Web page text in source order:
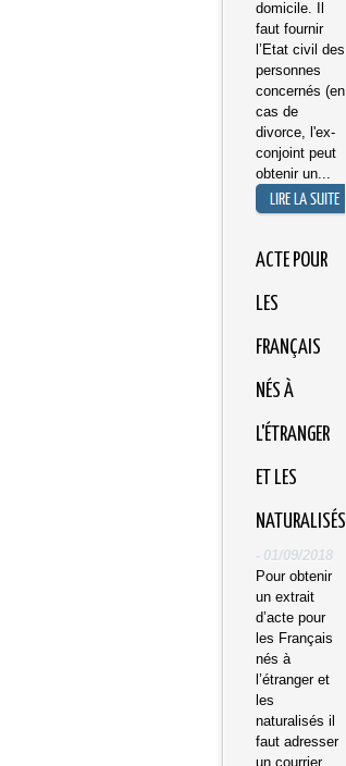
domicile. Il
faut fournir
l’Etat civil des
personnes
concernés (en
cas de
divorce, l'ex-
conjoint peut
obtenir un...
​ACTE POUR
LES
FRANÇAIS
NÉS À
L'ÉTRANGER
ET LES
NATURALISÉS
- 01/09/2018
Pour obtenir
un extrait
d’acte pour
les Français
nés à
l’étranger et
les
naturalisés il
faut adresser
un courrier